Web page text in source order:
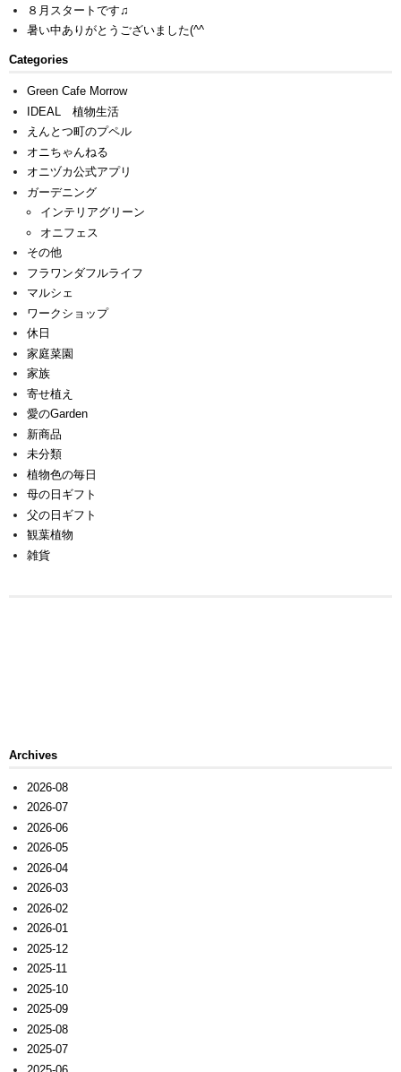
８月スタートです♫
暑い中ありがとうございました(^^ゞ
Categories
Green Cafe Morrow
IDEAL 植物生活
えんとつ町のプペル
オニちゃんねる
オニヅカ公式アプリ
ガーデニング
インテリアグリーン
オニフェス
その他
フラワンダフルライフ
マルシェ
ワークショップ
休日
家庭菜園
家族
寄せ植え
愛のGarden
新商品
未分類
植物色の毎日
母の日ギフト
父の日ギフト
観葉植物
雑貨
Archives
2026-08
2026-07
2026-06
2026-05
2026-04
2026-03
2026-02
2026-01
2025-12
2025-11
2025-10
2025-09
2025-08
2025-07